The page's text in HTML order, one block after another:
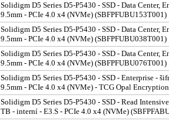
Solidigm D5 Series D5-P5430 - SSD - Data Center,
9.5mm - PCIe 4.0 x4 (NVMe) (SBFPFUBU153T001)
Solidigm D5 Series D5-P5430 - SSD - Data Center,
9.5mm - PCIe 4.0 x4 (NVMe) (SBFPFUBU038T001)
Solidigm D5 Series D5-P5430 - SSD - Data Center,
9.5mm - PCIe 4.0 x4 (NVMe) (SBFPFUBU076T001)
Solidigm D5 Series D5-P5430 - SSD - Enterprise -
9.5mm - PCIe 4.0 x4 (NVMe) - TCG Opal
Solidigm D5 Series D5-P5430 - SSD - Read
TB - interní - E3.S - PCIe 4.0 x4 (NVMe)